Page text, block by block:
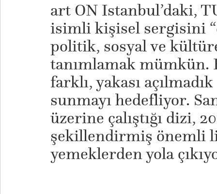
art ON Istanbul’daki,
isimli kişisel sergisini
politik, sosyal ve
tanımlamak mümkün.
farklı, yakası
sunmayı hedefliyor.
üzerine çalıştığı dizi,
şekillendirmiş önemli
yemeklerden yola